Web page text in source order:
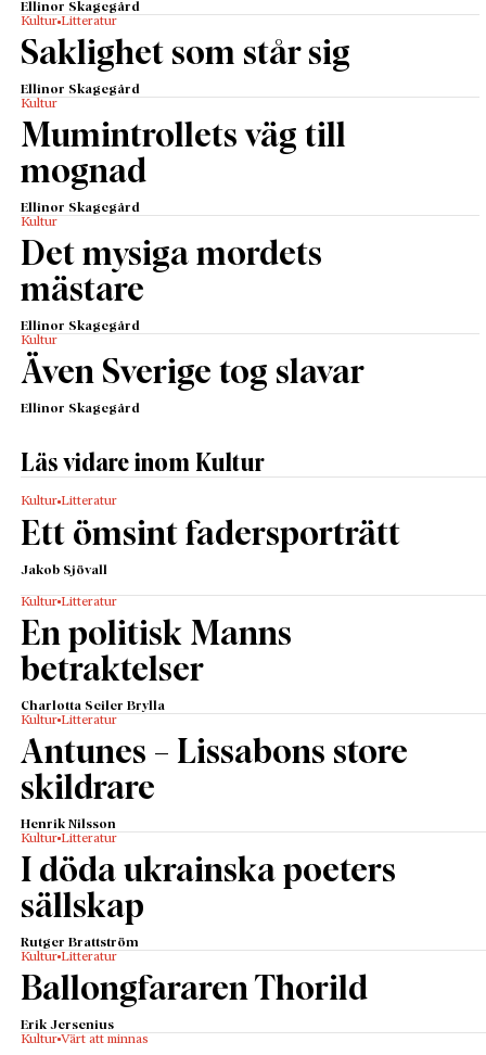
Ellinor Skagegård
Kultur Litteratur
Saklighet som står sig
Ellinor Skagegård
Kultur
Mumintrollets väg till
mognad
Ellinor Skagegård
Kultur
Det mysiga mordets
mästare
Ellinor Skagegård
Kultur
Även Sverige tog slavar
Ellinor Skagegård
Läs vidare inom Kultur
Kultur Litteratur
Ett ömsint fadersporträtt
Jakob Sjövall
Kultur Litteratur
En politisk Manns
betraktelser
Charlotta Seiler Brylla
Kultur Litteratur
Antunes – Lissabons store
skildrare
Henrik Nilsson
Kultur Litteratur
I döda ukrainska poeters
sällskap
Rutger Brattström
Kultur Litteratur
Ballongfararen Thorild
Erik Jersenius
Kultur Värt att minnas